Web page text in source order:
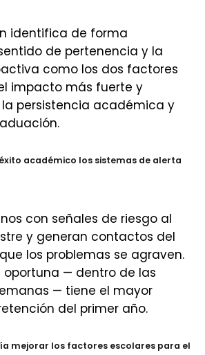
identifica de forma
de pertenencia y la
como los dos factores
impacto más fuerte y
persistencia académica y
académico los sistemas de alerta
con señales de riesgo al
y generan contactos del
los problemas se agraven.
oportuna — dentro de las
— tiene el mayor
del primer año.
mejorar los factores escolares para el